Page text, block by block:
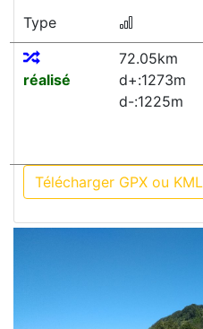
Type
réalisé
72.05km
d+:1273m
d-:1225m
Télécharger GPX ou KML